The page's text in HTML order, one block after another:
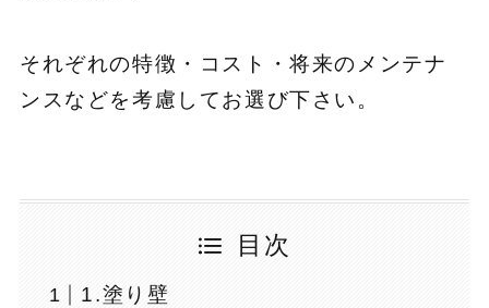
それぞれの特徴・コスト・将来のメンテナ
ンスなどを考慮してお選び下さい。
目次
1.塗り壁